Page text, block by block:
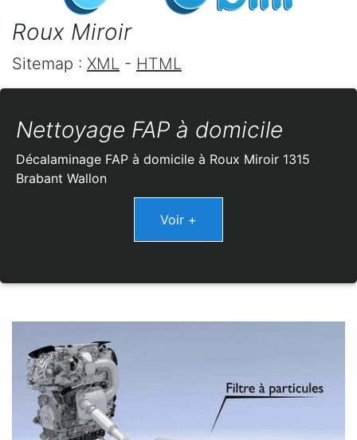
Roux Miroir
Sitemap : XML - HTML
Nettoyage FAP à domicile
Décalaminage FAP à domicile à Roux Miroir 1315
Brabant Wallon
Voir +